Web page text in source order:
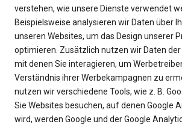
verstehen, wie unsere Dienste verwendet
Beispielsweise analysieren wir Daten über
unseren Websites, um das Design unserer
optimieren. Zusätzlich nutzen wir Daten
mit denen Sie interagieren, um
Verständnis ihrer Werbekampagnen zu
nutzen wir verschiedene Tools, wie z. B.
Sie Websites besuchen, auf denen Google
wird, werden Google und der Google